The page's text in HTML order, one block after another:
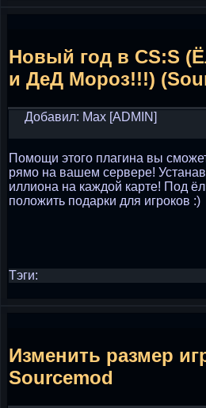
Новый год в CS:S
и ДеД Мороз!!!)
Добавил: Max [ADMIN]
Помощи этого плагина вы
рямо на вашем сервере!
иллиона на каждой карте! Под
положить подарки для игроков :)
Тэги:
Изменить размер
Sourcemod